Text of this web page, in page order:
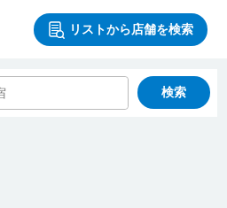
リストから店舗を検索
検索